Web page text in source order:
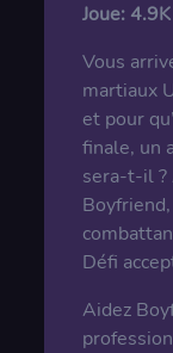
Joue: 4.9K
Vous
martiaux
et pour
finale, un
sera-t-il ?
Défi
Aidez